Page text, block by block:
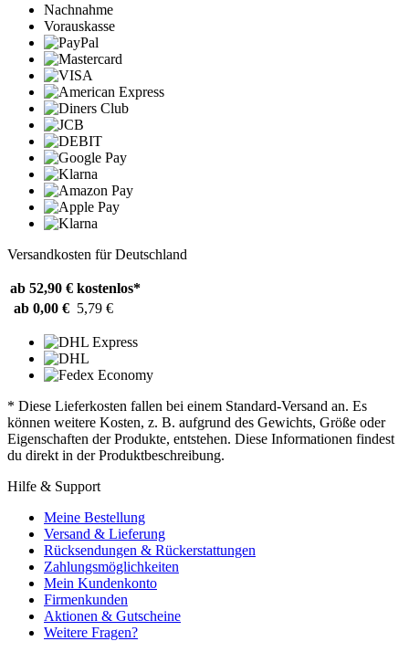
Nachnahme
Vorauskasse
Versandkosten für Deutschland
ab 52,90 € kostenlos*
ab 0,00 € 5,79 €
* Diese Lieferkosten fallen bei einem Standard-Versand an. Es
können weitere Kosten, z. B. aufgrund des Gewichts, Größe oder
Eigenschaften der Produkte, entstehen. Diese Informationen findest
du direkt in der Produktbeschreibung.
Hilfe & Support
Meine Bestellung
Versand & Lieferung
Rücksendungen & Rückerstattungen
Zahlungsmöglichkeiten
Mein Kundenkonto
Firmenkunden
Aktionen & Gutscheine
Weitere Fragen?